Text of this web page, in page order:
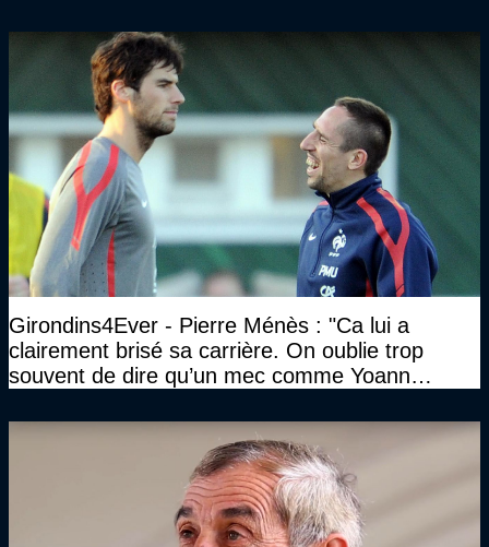
Girondins4Ever - Pierre Ménès : "Ca lui a
clairement brisé sa carrière. On oublie trop
souvent de dire qu’un mec comme Yoann